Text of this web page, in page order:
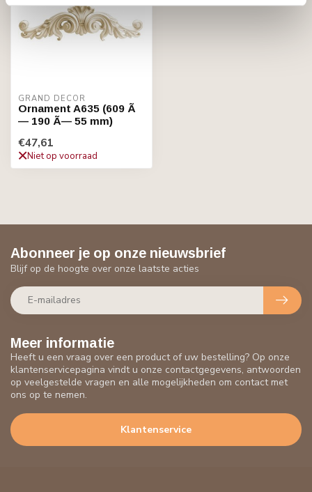
GRAND DECOR
Ornament A635 (609 Ã
— 190 Ã— 55 mm)
€47,61
Niet op voorraad
Meer informatie
Heeft u een vraag over een product of uw bestelling? Op onze
klantenservicepagina vindt u onze contactgegevens, antwoorden
op veelgestelde vragen en alle mogelijkheden om contact met
ons op te nemen.
Klantenservice
Abonneer je op onze nieuwsbrief
Blijf op de hoogte over onze laatste acties